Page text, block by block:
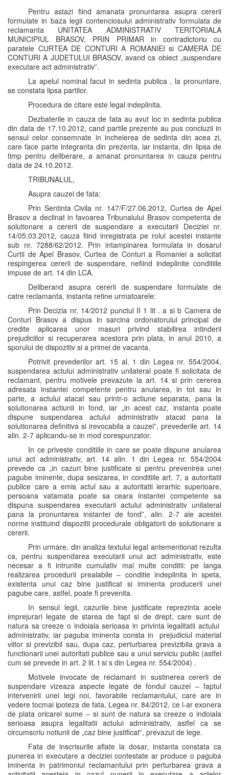
Pentru astazi fiind amanata pronuntarea asupra cererii
formulate in baza legii contenciosului administrativ formulata de
reclamanta UNITATEA ADMINISTRATIV TERITORIALA
MUNICIPIUL BRASOV, PRIN PRIMAR in contradictoriu cu
paratele CURTEA DE CONTURI A ROMANIEI si CAMERA DE
CONTURI A JUDETULUI BRASOV, avand ca obiect „suspendare
executare act administrativ”.
La apelul nominal facut in sedinta publica , la pronuntare,
se constata lipsa partilor.
Procedura de citare este legal indeplinita.
Dezbaterile in cauza de fata au avut loc in sedinta publica
din data de 17.10.2012, cand partile prezente au pus concluzii in
sensul celor consemnate in incheierea de sedinta din acea zi,
care face parte integranta din prezenta, iar instanta, din lipsa de
timp pentru deliberare, a amanat pronuntarea in cauza pentru
data de 24.10.2012.
TRIBUNALUL,
Asupra cauzei de fata:
Prin Sentinta Civila nr. 147/F/27.06.2012, Curtea de Apel
Brasov a declinat in favoarea Tribunalului Brasov competenta de
solutionare a cererii de suspendare a executarii Deciziei nr.
14/05.03.2012, cauza fiind inregistrata pe rolul acestei instante
sub nr. 7288/62/2012. Prin intampinarea formulata in dosarul
Curtii de Apel Brasov, Curtea de Conturi a Romaniei a solicitat
respingerea cererii de suspendare, nefiind indeplinite conditiile
impuse de art. 14 din LCA.
Deliberand asupra cererii de suspendare formulate de
catre reclamanta, instanta retine urmatoarele:
Prin Decizia nr. 14/2012 punctul II 1 lit . a si b Camera de
Conturi Brasov a dispus in sarcina ordonatorului principal de
credite aplicarea unor masuri privind stabilirea intinderii
prejudiciilor si recuperarea acestora prin plata, in anul 2010, a
sporului de dispozitiv si a primei de vacanta.
Potrivit prevederilor art. 15 al. 1 din Legea nr. 554/2004,
suspendarea actului administrativ unilateral poate fi solicitata de
reclamant, pentru motivele prevazute la art. 14 si prin cererea
adresata instantei competente pentru anularea, in tot sau in
parte, a actului atacat sau printr-o actiune separata, pana la
solutionarea actiunii in fond, iar „in acest caz, instanta poate
dispune suspendarea actului administrativ atacat pana la
solutionarea definitiva si irevocabila a cauzei”, prevederile art. 14
alin. 2-7 aplicandu-se in mod corespunzator.
In ce priveste conditiile in care se poate dispune anularea
unui act administrativ, art. 14 alin. 1 din Legea nr. 554/2004
prevede ca „in cazuri bine justificate si pentru prevenirea unei
pagube iminente, dupa sesizarea, in conditiile art. 7, a autoritatii
publice care a emis actul sau a autoritatii ierarhic superioare,
persoana vatamata poate sa ceara instantei competente sa
dispuna suspendarea executarii actului administrativ unilateral
pana la pronuntarea instantei de fond”, alin. 2-7 ale acestei
norme instituind dispozitii procedurale obligatorii de solutionare a
cererii.
Prin urmare, din analiza textului legal antementionat rezulta
ca, pentru suspendarea executarii unui act administrativ, este
necesar a fi intrunite cumulativ mai multe conditii: pe langa
realizarea procedurii prealabile – conditie indeplinita in speta,
existenta unui caz bine justificat si iminenta producerii unei
pagube care, astfel, poate fi prevenita.
In sensul legii, cazurile bine justificate reprezinta acele
imprejurari legate de starea de fapt si de drept, care sunt de
natura sa creeze o indoiala serioasa in privinta legalitatii actului
administrativ, iar paguba iminenta consta in prejudiciul material
viitor si previzibil sau, dupa caz, perturbarea previzibila grava a
functionarii unei autoritati publice sau a unui serviciu public (astfel
cum se prevede in art. 2 lit. t si s din Legea nr. 554/2004) .
Motivele invocate de reclamant in sustinerea cererii de
suspendare vizeaza aspecte legate de fondul cauzei – faptul
intervenirii unei legi noi, favorabile reclamantului, care are in
vedere tocmai ipoteza de fata, Legea nr. 84/2012, ce l-ar exonera
de plata oricarei sume – si sunt de natura sa creeze o indoiala
serioasa asupra legalitatii actului administrativ, astfel ca se
circumscriu notiunii de „caz bine justificat”, prevazut de lege.
Fata de inscrisurile aflate la dosar, instanta constata ca
punerea in executare a deciziei contestate ar produce o paguba
iminenta in patrimoniul reclamantului prin perturbarea grava a